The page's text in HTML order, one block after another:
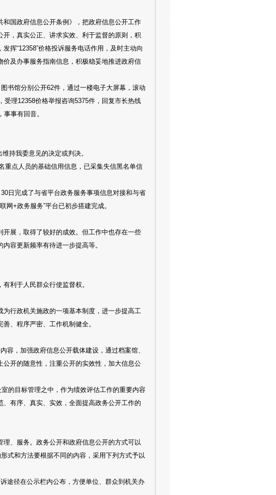
国政府信息公开条例》，把政府信息公开工作
，真实公正、讲求实效、利于监督的原则，积
挥“12358”价格投诉服务电话作用，及时主动向
及办事服务指南信息，积极稳妥地推进政府信
书馆分别公开62件，通过一楼电子大屏幕，滚动
理12358价格举报咨询5375件，回复市长热线
事有回音。
持我委意见的决定或判决。
重点人员的基础信用信息，已采集失信黑名单信
日完成了与省平台政务服务事项信息对接和与省
+政务服务”平台已初步搭建完成。
展，取得了较好的成效。但工作中也存在一些
容更新频率有待进一步提高等。
利于人民群众行使监督权。
行政机关施政的一项基本制度，进一步提高工
、程序严密、工作机制健全。
容，加强政府信息公开载体建设，通过档案馆、
开的随意性，注重公开的实效性，加大信息公
的目标管理之中，作为绩效评估工作的重要内容
有序、真实、实效，全面提高政务公开工作的
、服务。政务公开和政府信息公开的方式可以
式和方法要根据不同的内容，采用下列方式予以
途径在公示栏内公布，方便单位、群众到机关办